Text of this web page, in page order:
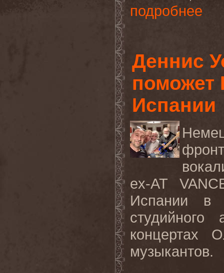
подробнее
Деннис
поможет
Испании
ex-AT
Испании в
студийного
концертах
музыкантов.